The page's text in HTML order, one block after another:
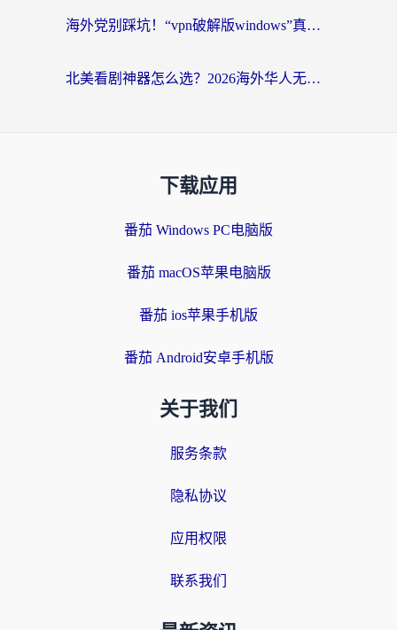
海外党别踩坑！“vpn破解版windows”真的能用？教你选对回国加速器无缝刷国内资源
北美看剧神器怎么选？2026海外华人无缝访问国内资源全攻略
下载应用
番茄 Windows PC电脑版
番茄 macOS苹果电脑版
番茄 ios苹果手机版
番茄 Android安卓手机版
关于我们
服务条款
隐私协议
应用权限
联系我们